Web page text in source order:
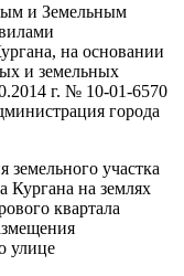
и Земельным
на основании
и земельных
г. № 10-01-6570
города
земельного участка
Кургана на землях
квартала
улице